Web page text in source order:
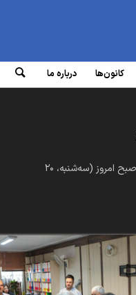
کانون‌ها درباره ما
رئیس صندوق‌های بازنشستگی صنعت نفت، در ادامه برنامه بازدید از نمایندگی‌های منطقه یک صندوق‌ها، صبح امروز (سه‌شنبه، ۲۰